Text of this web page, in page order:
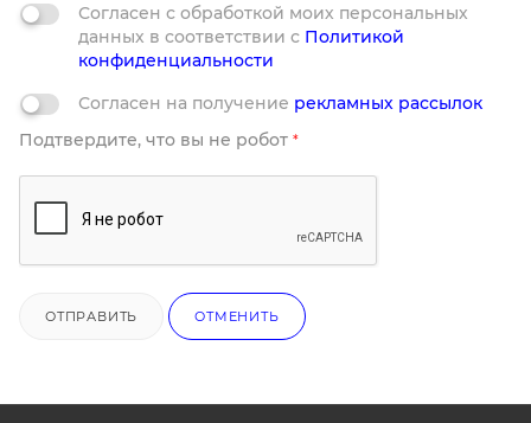
Согласен с обработкой моих персональных
данных в соответствии с Политикой
конфиденциальности
Согласен на получение рекламных рассылок
Подтвердите, что вы не робот *
ОТПРАВИТЬ ОТМЕНИТЬ